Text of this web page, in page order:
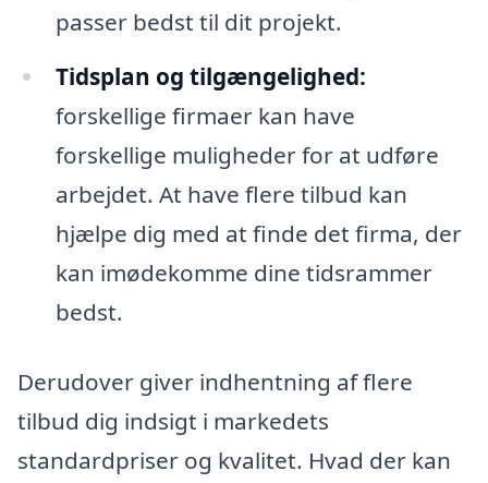
passer bedst til dit projekt.
Tidsplan og tilgængelighed:
forskellige firmaer kan have
forskellige muligheder for at udføre
arbejdet. At have flere tilbud kan
hjælpe dig med at finde det firma, der
kan imødekomme dine tidsrammer
bedst.
Derudover giver indhentning af flere
tilbud dig indsigt i markedets
standardpriser og kvalitet. Hvad der kan